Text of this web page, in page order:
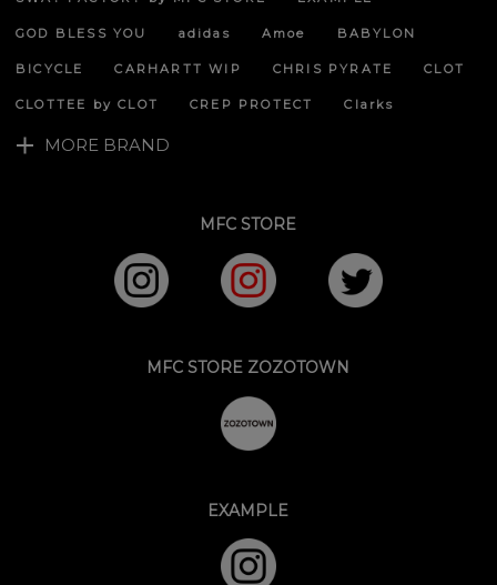
GOD BLESS YOU adidas Amoe BABYLON
BICYCLE CARHARTT WIP CHRIS PYRATE CLOT
CLOTTEE by CLOT CREP PROTECT Clarks
MORE BRAND
MFC STORE
MFC STORE ZOZOTOWN
EXAMPLE